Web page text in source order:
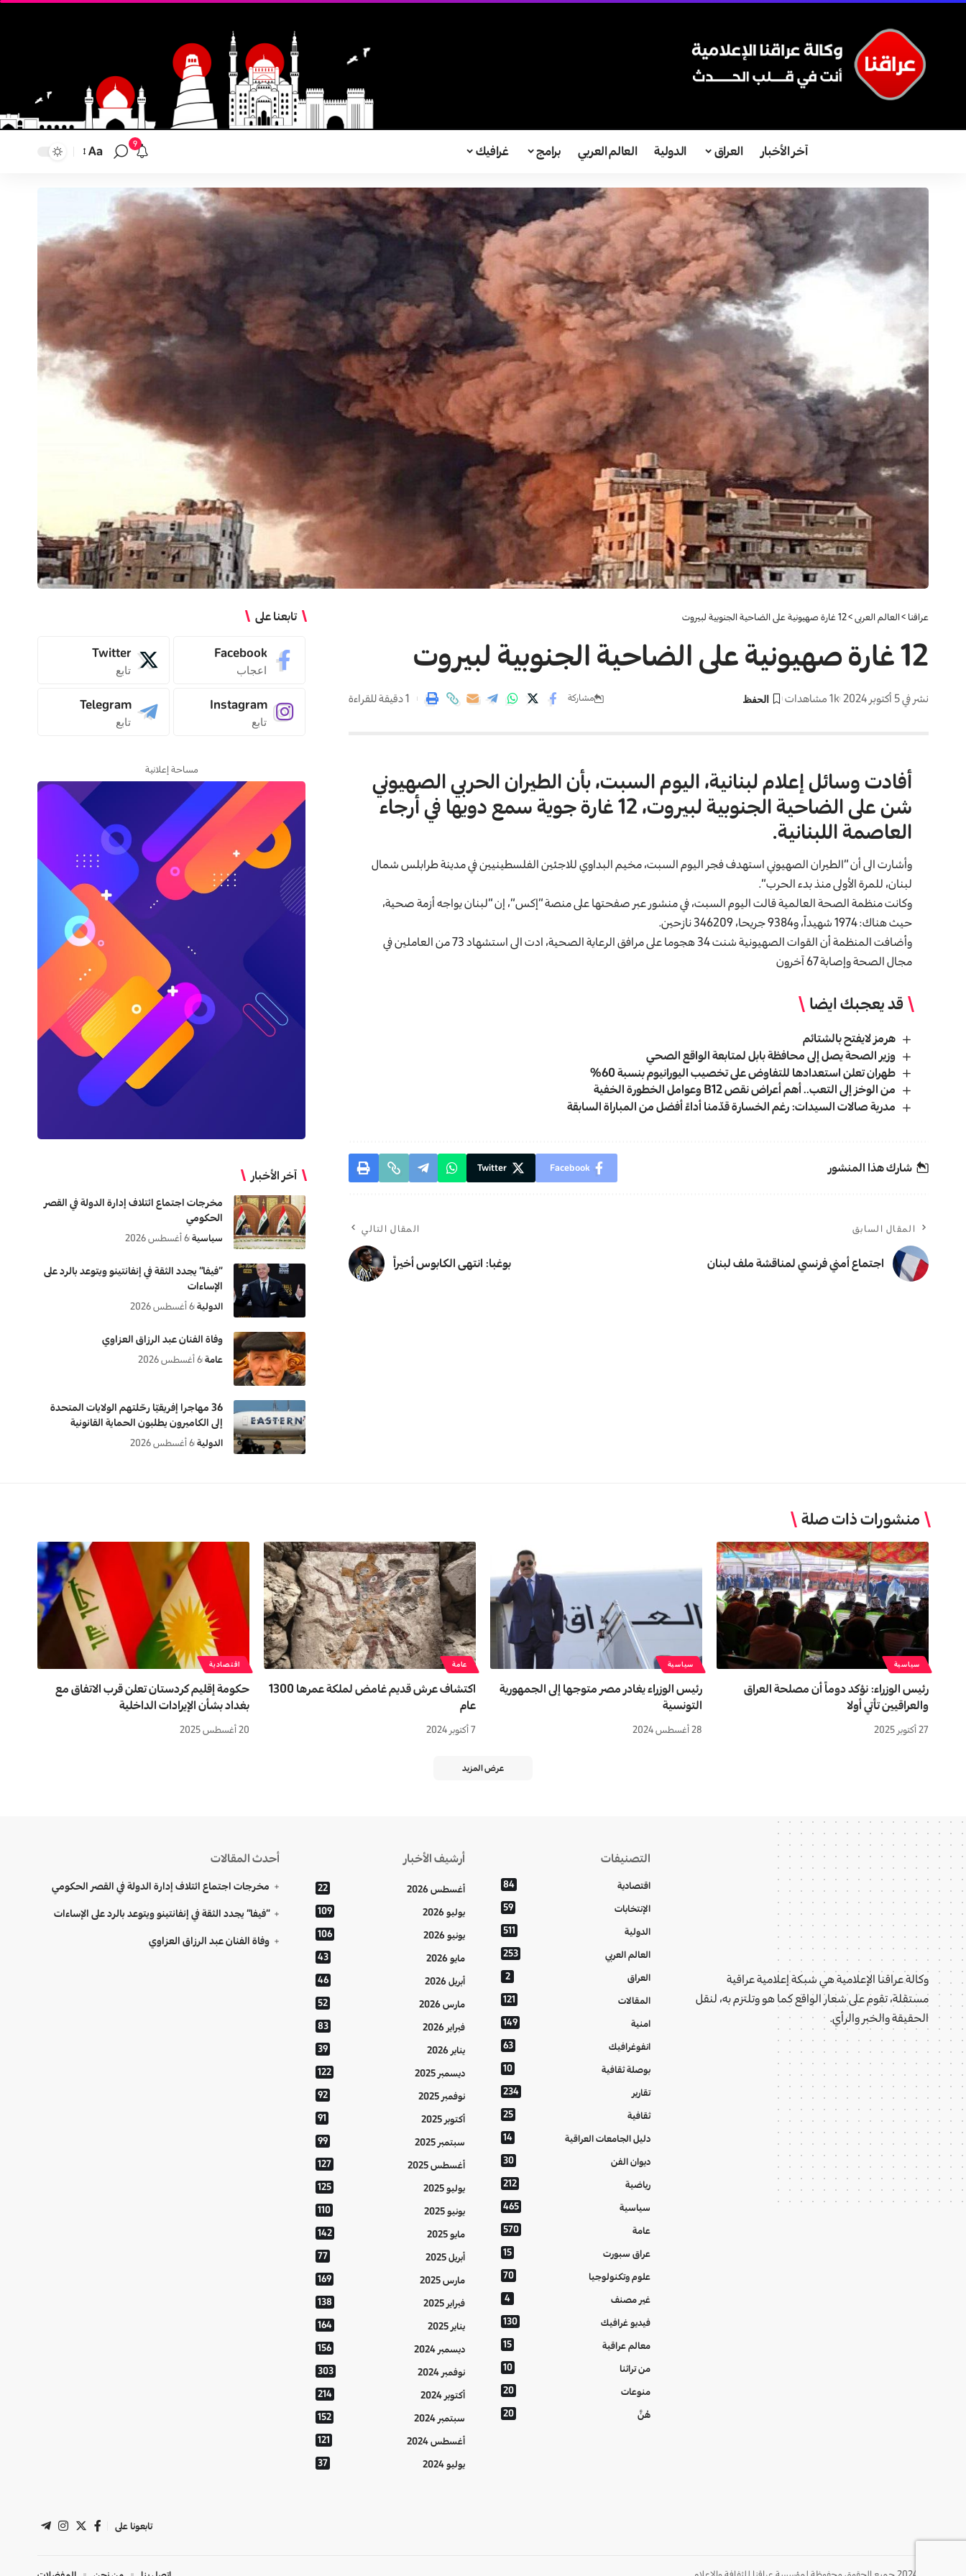
آخر الأخبار العراق الدولية العالم العربي برامج غرافيك 9
تغيير
Aa
عراقنا >العالم العربي>12 غارة صهيونية على الضاحية الجنوبية لبيروت
12 غارة صهيونية على الضاحية الجنوبية لبيروت
نشر في 5 أكتوبر 2024 1k مشاهدات مشاركة 1 دقيقة للقراءة
أفادت وسائل إعلام لبنانية، اليوم السبت، بأن الطيران الحربي الصهيوني
شن على الضاحية الجنوبية لبيروت، 12 غارة جوية سمع دويها في أرجاء
العاصمة اللبنانية.
وأشارت الى أن “الطيران الصهيوني استهدف فجر اليوم السبت، مخيم البداوي للاجئين الفلسطينيين في مدينة طرابلس شمال
لبنان، للمرة الأولى منذ بدء الحرب”.
وكانت منظمة الصحة العالمية قالت اليوم السبت، في منشور عبر صفحتها على منصة “إكس”، إن “لبنان يواجه أزمة صحية،
حيث هناك: 1974 شهيداً، و9384 جريحا، 346209 نازحين.
وأضافت المنظمة أن القوات الصهيونية شنت 34 هجوما على مرافق الرعاية الصحية، ادت الى استشهاد 73 من العاملين في
مجال الصحة وإصابة 67 آخرون
قد يعجبك ايضا
هرمز لايفتح بالشتائم
وزير الصحة يصل إلى محافظة بابل لمتابعة الواقع الصحي
طهران تعلن استعدادها للتفاوض على تخصيب اليورانيوم بنسبة 60%
من الوخز إلى التعب.. أهم أعراض نقص B12 وعوامل الخطورة الخفية
مدربة صالات السيدات: رغم الخسارة قدّمنا أداءً أفضل من المباراة السابقة
شارك هذا المنشور Facebook
Twitter
المقال السابق
اجتماع أمني فرنسي لمناقشة ملف لبنان
المقال التالي
بوغبا: انتهى الكابوس أخيراً
تابعنا على
Facebook
اعجاب
Twitter
تابع
Instagram
تابع
Telegram
تابع
مساحة إعلانية
آخر الأخبار
مخرجات اجتماع ائتلاف إدارة الدولة في القصر
الحكومي
سياسية 6 أغسطس 2026
“فيفا” يجدد الثقة في إنفانتينو ويتوعد بالرد على
الإساءات
الدولية 6 أغسطس 2026
وفاة الفنان عبد الرزاق العزاوي
عامة 6 أغسطس 2026
36 مهاجرا إفريقيّا رحّلتهم الولايات المتحدة
إلى الكاميرون يطلبون الحماية القانونية
الدولية 6 أغسطس 2026
منشورات ذات صلة
سياسية
رئيس الوزراء: نؤكد دوماً أن مصلحة العراق
والعراقيين تأتي أولا
27 أكتوبر 2025
سياسية
رئيس الوزراء يغادر مصر متوجها إلى الجمهورية
التونسية
28 أغسطس 2024
عامة
اكتشاف عرش قديم غامض لملكة عمرها 1300
عام
7 أكتوبر 2024
اقتصادية
حكومة إقليم كردستان تعلن قرب الاتفاق مع
بغداد بشأن الإيرادات الداخلية
20 أغسطس 2025
عرض المزيد
وكالة عراقنا الإعلامية هي شبكة إعلامية عراقية
مستقلة، تقوم على شعار الواقع كما هو وتلتزم به، لنقل
الحقيقة والخبر والرأي.
التصنيفات
اقتصادية 84
الإنتخابات 59
الدولية 511
العالم العربي 253
العراق 2
المقالات 121
امنية 149
انفوغرافيك 63
بوصلة ثقافية 10
تقارير 234
ثقافية 25
دليل الجامعات العراقية 14
ديوان الفن 30
رياضية 212
سياسية 465
عامة 570
عراق سبورت 15
علوم وتكنولوجيا 70
غير مصنف 4
فيديو غرافيك 130
معالم عراقية 15
من تراثنا 10
منوعات 20
هُنَّ 20
أرشيف الأخبار
أغسطس 2026 22
يوليو 2026 109
يونيو 2026 106
مايو 2026 43
أبريل 2026 46
مارس 2026 52
فبراير 2026 83
يناير 2026 39
ديسمبر 2025 122
نوفمبر 2025 92
أكتوبر 2025 91
سبتمبر 2025 99
أغسطس 2025 127
يوليو 2025 125
يونيو 2025 110
مايو 2025 142
أبريل 2025 77
مارس 2025 169
فبراير 2025 138
يناير 2025 164
ديسمبر 2024 156
نوفمبر 2024 303
أكتوبر 2024 214
سبتمبر 2024 152
أغسطس 2024 121
يوليو 2024 37
أحدث المقالات
مخرجات اجتماع ائتلاف إدارة الدولة في القصر الحكومي
“فيفا” يجدد الثقة في إنفانتينو ويتوعد بالرد على الإساءات
وفاة الفنان عبد الرزاق العزاوي
تابعونا على